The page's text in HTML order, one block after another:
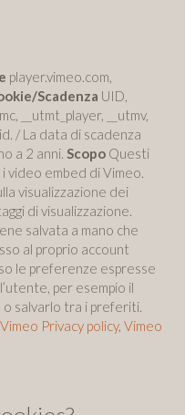
player.vimeo.com,
Scadenza UID,
__utmt_player, __utmv,
/ La data di scadenza
a 2 anni. Scopo Questi
embed di Vimeo.
visualizzazione dei
di visualizzazione.
salvata a mano che
al proprio account
le preferenze espresse
per esempio il
salvarlo tra i preferiti.
Vimeo Privacy policy, Vimeo